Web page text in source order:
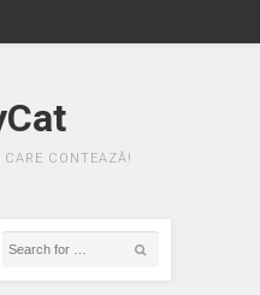
CONTEAZĂ!